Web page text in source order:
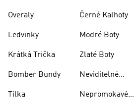
Overaly
Ledvinky
Krátká Trička
Bomber Bundy
Tílka
Černé Kalhoty
Modré Boty
Zlaté Boty
Neviditelné
Nepromokavé